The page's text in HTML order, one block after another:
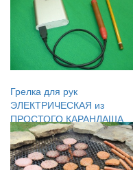
Грелка для рук
ЭЛЕКТРИЧЕСКАЯ из
ПРОСТОГО КАРАНДАША